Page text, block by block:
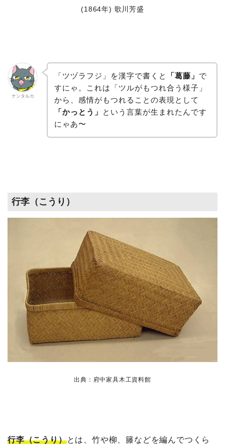
(1864年) 歌川芳盛
ナンタルカ
「ツヅラフジ」を漢字で書くと 「葛藤」 で
すにゃ。これは「ツルがもつれ合う様子」
から、感情がもつれることの表現として
「かっとう」
という言葉が生まれたんです
にゃあ〜
行李（こうり）
出典：府中家具木工資料館
行李（こうり）とは、竹や柳、籐などを編んでつくら